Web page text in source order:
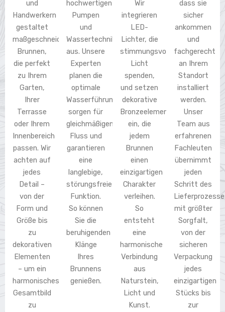
und
Handwerkern
gestaltet
maßgeschneiderte
Brunnen,
die perfekt
zu Ihrem
Garten,
Ihrer
Terrasse
oder Ihrem
Innenbereich
passen. Wir
achten auf
jedes
Detail –
von der
Form und
Größe bis
zu
dekorativen
Elementen
– um ein
harmonisches
Gesamtbild
zu
hochwertigen
Pumpen
und
Wassertechnik
aus. Unsere
Experten
planen die
optimale
Wasserführung,
sorgen für
gleichmäßigen
Fluss und
garantieren
eine
langlebige,
störungsfreie
Funktion.
So können
Sie die
beruhigenden
Klänge
Ihres
Brunnens
genießen.
Wir
integrieren
LED-
Lichter, die
stimmungsvolles
Licht
spenden,
und setzen
dekorative
Bronzeelemente
ein, die
jedem
Brunnen
einen
einzigartigen
Charakter
verleihen.
So
entsteht
eine
harmonische
Verbindung
aus
Naturstein,
Licht und
Kunst.
dass sie
sicher
ankommen
und
fachgerecht
an Ihrem
Standort
installiert
werden.
Unser
Team aus
erfahrenen
Fachleuten
übernimmt
jeden
Schritt des
mit größter
Sorgfalt,
von der
sicheren
Verpackung
jedes
einzigartigen
Stücks bis
zur